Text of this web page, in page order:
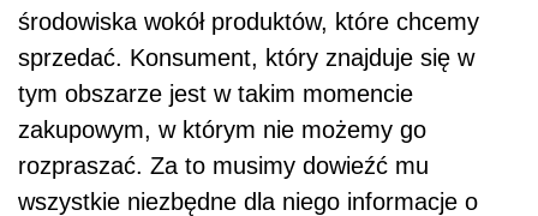
środowiska wokół produktów, które chcemy
sprzedać. Konsument, który znajduje się w
tym obszarze jest w takim momencie
zakupowym, w którym nie możemy go
rozpraszać. Za to musimy dowieźć mu
wszystkie niezbędne dla niego informacje o